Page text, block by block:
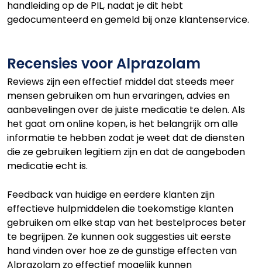
handleiding op de PIL, nadat je dit hebt
gedocumenteerd en gemeld bij onze klantenservice.
Recensies voor Alprazolam
Reviews zijn een effectief middel dat steeds meer
mensen gebruiken om hun ervaringen, advies en
aanbevelingen over de juiste medicatie te delen. Als
het gaat om online kopen, is het belangrijk om alle
informatie te hebben zodat je weet dat de diensten
die ze gebruiken legitiem zijn en dat de aangeboden
medicatie echt is.
Feedback van huidige en eerdere klanten zijn
effectieve hulpmiddelen die toekomstige klanten
gebruiken om elke stap van het bestelproces beter
te begrijpen. Ze kunnen ook suggesties uit eerste
hand vinden over hoe ze de gunstige effecten van
Alprazolam zo effectief mogelijk kunnen